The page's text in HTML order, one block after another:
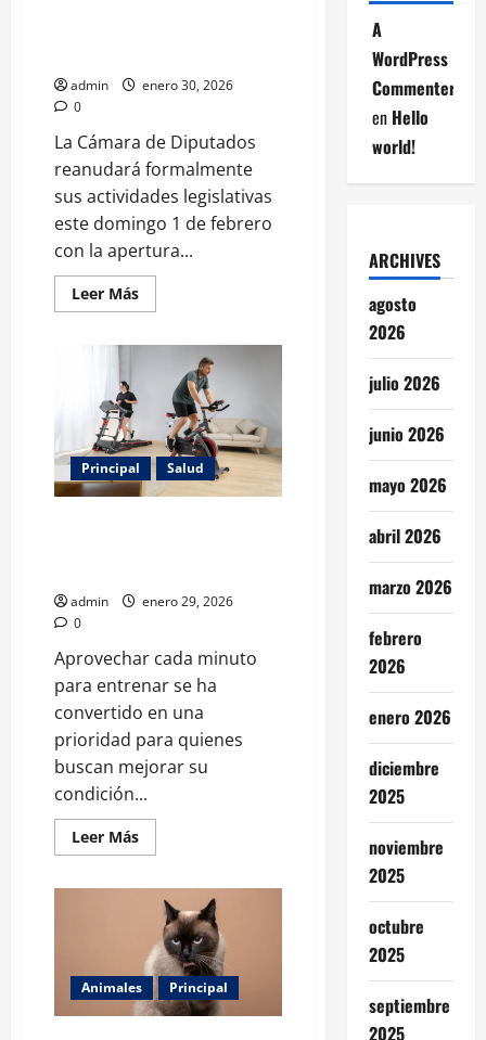
admin
enero 30, 2026
0
La Cámara de Diputados
reanudará formalmente
sus actividades legislativas
este domingo 1 de febrero
con la apertura...
Leer MásLeer
más
Rabadán
convoca
Congreso
General
y
conmemoración
de
Principal Salud
admin
enero 29, 2026
0
Aprovechar cada minuto
para entrenar se ha
convertido en una
prioridad para quienes
buscan mejorar su
condición...
Leer MásLeer
más
ejercicios
que
más
calorías
queman
para
entrenar
en
Animales Principal
A
WordPress
Commenter
en Hello
world!
ARCHIVES
agosto
2026
julio 2026
junio 2026
mayo 2026
abril 2026
marzo 2026
febrero
2026
enero 2026
diciembre
2025
noviembre
2025
octubre
2025
septiembre
2025